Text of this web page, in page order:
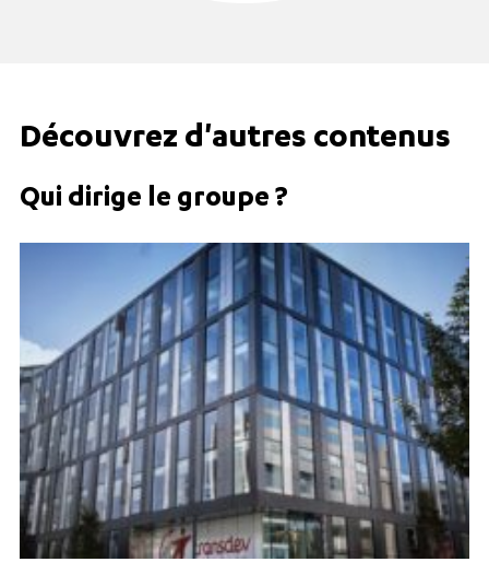
Découvrez d'autres contenus
Qui dirige le groupe ?